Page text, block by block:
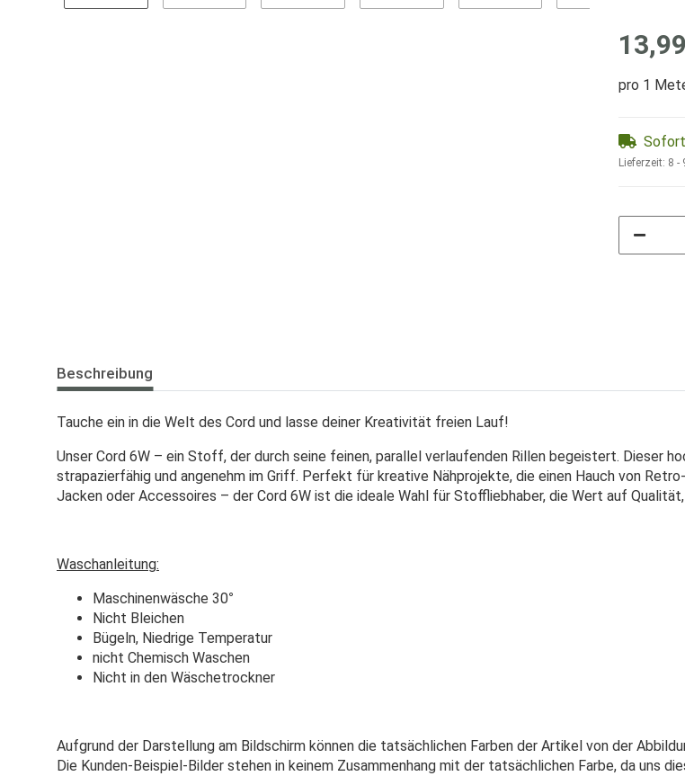
pro 1
Lieferzeit: 8 -
Beschreibung
Tauche ein in die Welt des Cord und lasse deiner Kreativität freien Lauf!
Unser Cord 6W – ein Stoff, der durch seine feinen, parallel verlaufenden Rillen begeistert. Dieser
strapazierfähig und angenehm im Griff. Perfekt für kreative Nähprojekte, die einen Hauch von
Jacken oder Accessoires – der Cord 6W ist die ideale Wahl für Stoffliebhaber, die Wert auf
Waschanleitung:
Maschinenwäsche 30°
Nicht Bleichen
Bügeln, Niedrige Temperatur
nicht Chemisch Waschen
Nicht in den Wäschetrockner
Aufgrund der Darstellung am Bildschirm können die tatsächlichen Farben der Artikel von der
Die Kunden-Beispiel-Bilder stehen in keinem Zusammenhang mit der tatsächlichen Farbe, da uns